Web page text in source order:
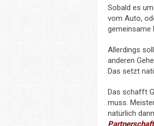
Sobald es
vom Auto,
gemeinsame
Allerdings
anderen
Das setzt
Das schafft
muss.
natürlich
Partnerschaft